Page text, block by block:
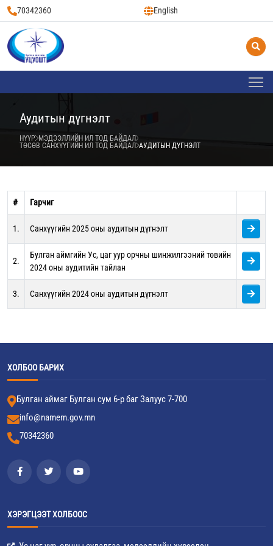
70342360 English
Аудитын дүгнэлт
НҮҮР МЭДЭЭЛЛИЙН ИЛ ТОД БАЙДАЛ
ТӨСӨВ САНХҮҮГИЙН ИЛ ТОД БАЙДАЛ АУДИТЫН ДҮГНЭЛТ
# Гарчиг
1. Санхүүгийн 2025 оны аудитын дүгнэлт
2.
Булган аймгийн Ус, цаг уур орчны шинжилгээний төвийн
2024 оны аудитийн тайлан
3. Санхүүгийн 2024 оны аудитын дүгнэлт
ХОЛБОО БАРИХ
Булган аймаг Булган сум 6-р баг Залуус 7-700
info@namem.gov.mn
70342360
ХЭРЭГЦЭЭТ ХОЛБООС